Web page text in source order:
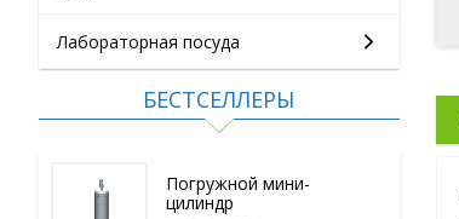
Лабораторная посуда
БЕСТСЕЛЛЕРЫ
Погружной мини-
цилиндр